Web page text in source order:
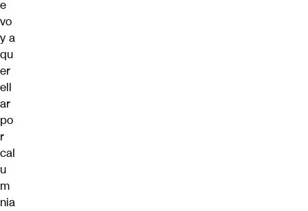
e
vo
y a
qu
er
ell
ar
po
r
cal
u
m
nia